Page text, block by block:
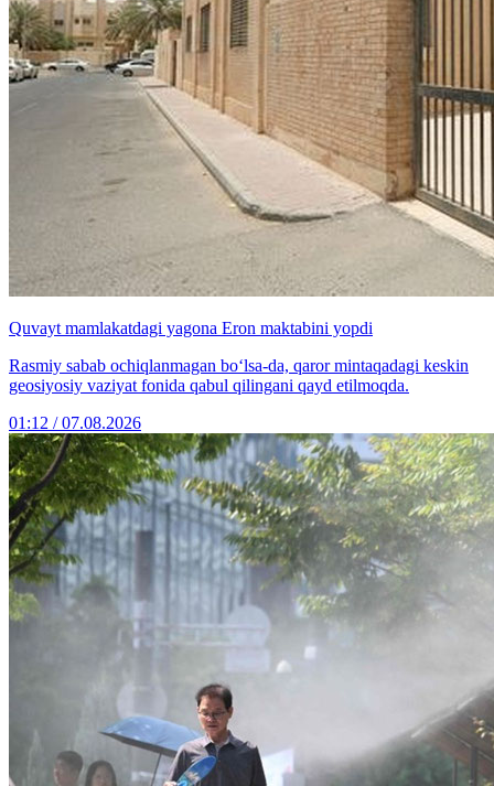
Quvayt mamlakatdagi yagona Eron maktabini yopdi
Rasmiy sabab ochiqlanmagan bo‘lsa-da, qaror mintaqadagi keskin
geosiyosiy vaziyat fonida qabul qilingani qayd etilmoqda.
01:12 / 07.08.2026